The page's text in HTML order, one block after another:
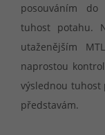
posouváním
tuhost potahu.
utaženějším
naprostou
výslednou tuhost
představám.